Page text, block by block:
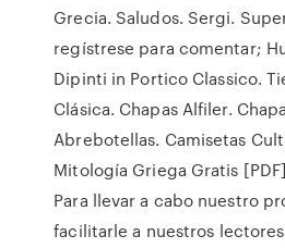
Grecia. Saludos. Sergi.
regístrese para comentar;
Dipinti in Portico Classico.
Clásica. Chapas Alfiler.
Abrebotellas. Camisetas
Mitología Griega Gratis
Para llevar a cabo nuestro
facilitarle a nuestros